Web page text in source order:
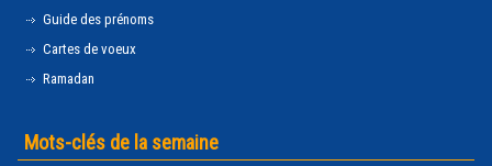
Guide des prénoms
Cartes de voeux
Ramadan
Mots-clés de la semaine